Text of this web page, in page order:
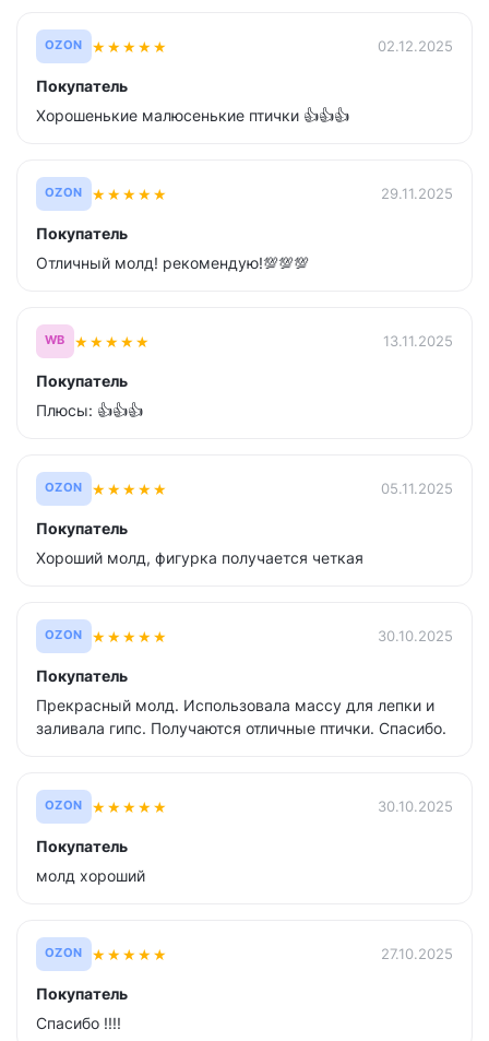
OZON ★★★★★ 02.12.2025
Покупатель
Хорошенькие малюсенькие птички 👍👍👍
OZON ★★★★★ 29.11.2025
Покупатель
Отличный молд! рекомендую!💯💯💯
WB ★★★★★ 13.11.2025
Покупатель
Плюсы: 👍👍👍
OZON ★★★★★ 05.11.2025
Покупатель
Хороший молд, фигурка получается четкая
OZON ★★★★★ 30.10.2025
Покупатель
Прекрасный молд. Использовала массу для лепки и
заливала гипс. Получаются отличные птички. Спасибо.
OZON ★★★★★ 30.10.2025
Покупатель
молд хороший
OZON ★★★★★ 27.10.2025
Покупатель
Спасибо !!!!